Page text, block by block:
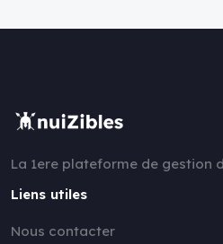
La 1ere plateforme de gestion
Liens utiles
Nous contacter